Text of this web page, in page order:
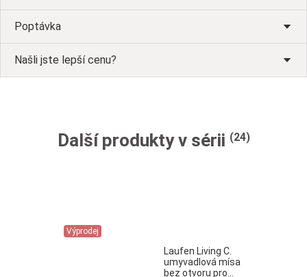
Poptávka
Našli jste lepší cenu?
Další produkty v sérii (24)
Výprodej
Laufen Living C.
umyvadlová mísa
bez otvoru pro